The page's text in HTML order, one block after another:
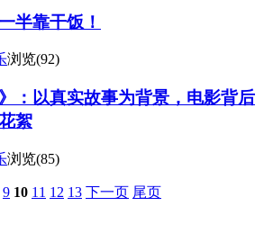
半靠干饭！
浏览(92)
：以真实故事为背景，电影背后
絮
浏览(85)
9 10 11 12 13 下一页 尾页